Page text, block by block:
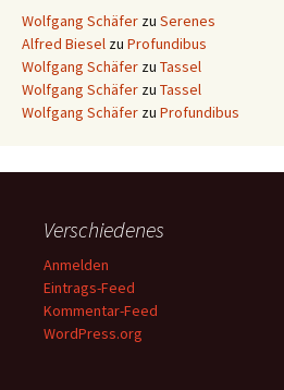
Wolfgang Schäfer zu Serenes
Alfred Biesel zu Profundibus
Wolfgang Schäfer zu Tassel
Wolfgang Schäfer zu Tassel
Wolfgang Schäfer zu Profundibus
Verschiedenes
Anmelden
Eintrags-Feed
Kommentar-Feed
WordPress.org